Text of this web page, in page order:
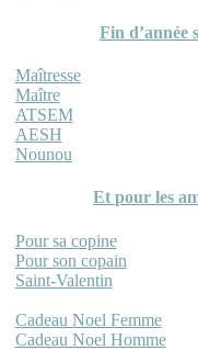
Fin d’année
Maîtresse
Maître
ATSEM
AESH
Nounou
Et pour les
Pour sa copine
Pour son copain
Saint-Valentin
Cadeau Noel Femme
Cadeau Noel Homme